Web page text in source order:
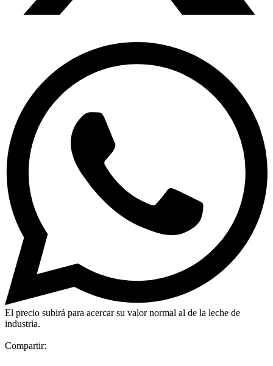
El precio subirá para acercar su valor normal al de la leche de
industria.
Compartir: